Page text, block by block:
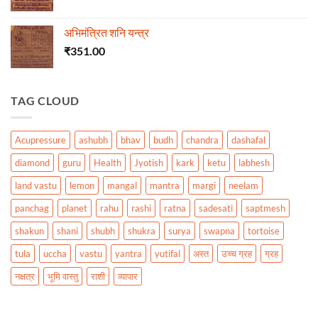
अभिमंत्रित शनि यन्त्र
₹351.00
TAG CLOUD
Acupressure ashubh bhav budh chandra
dashafal
diamond
guru Health Jyotish kark ketu
labhesh
land vastu
lemon mangal mantra margi
neelam
panchag
planet rahu rashi ratna sadesati
saptmesh
shakun
shani shubh shukra surya swapna
tortoise
tula
uccha vastu yantra yutifal अस्त उच्च ग्रह
ग्रह
नक्षत्र
भूमि वास्तु राशी व्यापार